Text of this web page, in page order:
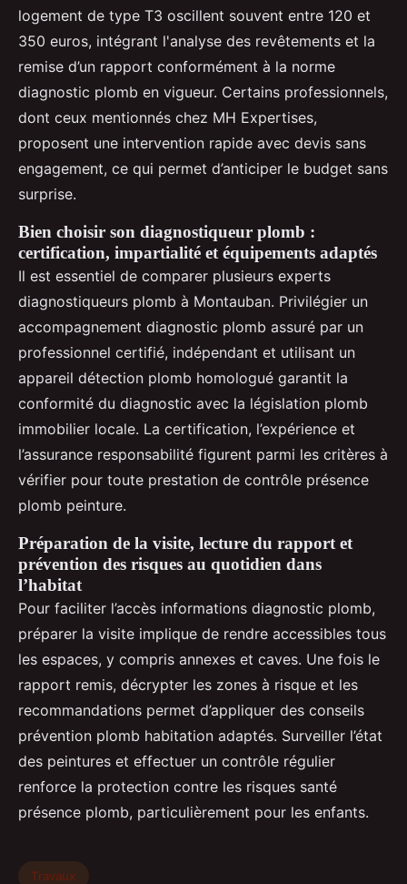
logement de type T3 oscillent souvent entre 120 et
350 euros, intégrant l'analyse des revêtements et la
remise d’un rapport conformément à la norme
diagnostic plomb en vigueur. Certains professionnels,
dont ceux mentionnés chez MH Expertises,
proposent une intervention rapide avec devis sans
engagement, ce qui permet d’anticiper le budget sans
surprise.
Bien choisir son diagnostiqueur plomb :
certification, impartialité et équipements adaptés
Il est essentiel de comparer plusieurs experts
diagnostiqueurs plomb à Montauban. Privilégier un
accompagnement diagnostic plomb assuré par un
professionnel certifié, indépendant et utilisant un
appareil détection plomb homologué garantit la
conformité du diagnostic avec la législation plomb
immobilier locale. La certification, l’expérience et
l’assurance responsabilité figurent parmi les critères à
vérifier pour toute prestation de contrôle présence
plomb peinture.
Préparation de la visite, lecture du rapport et
prévention des risques au quotidien dans
l’habitat
Pour faciliter l’accès informations diagnostic plomb,
préparer la visite implique de rendre accessibles tous
les espaces, y compris annexes et caves. Une fois le
rapport remis, décrypter les zones à risque et les
recommandations permet d’appliquer des conseils
prévention plomb habitation adaptés. Surveiller l’état
des peintures et effectuer un contrôle régulier
renforce la protection contre les risques santé
présence plomb, particulièrement pour les enfants.
Travaux